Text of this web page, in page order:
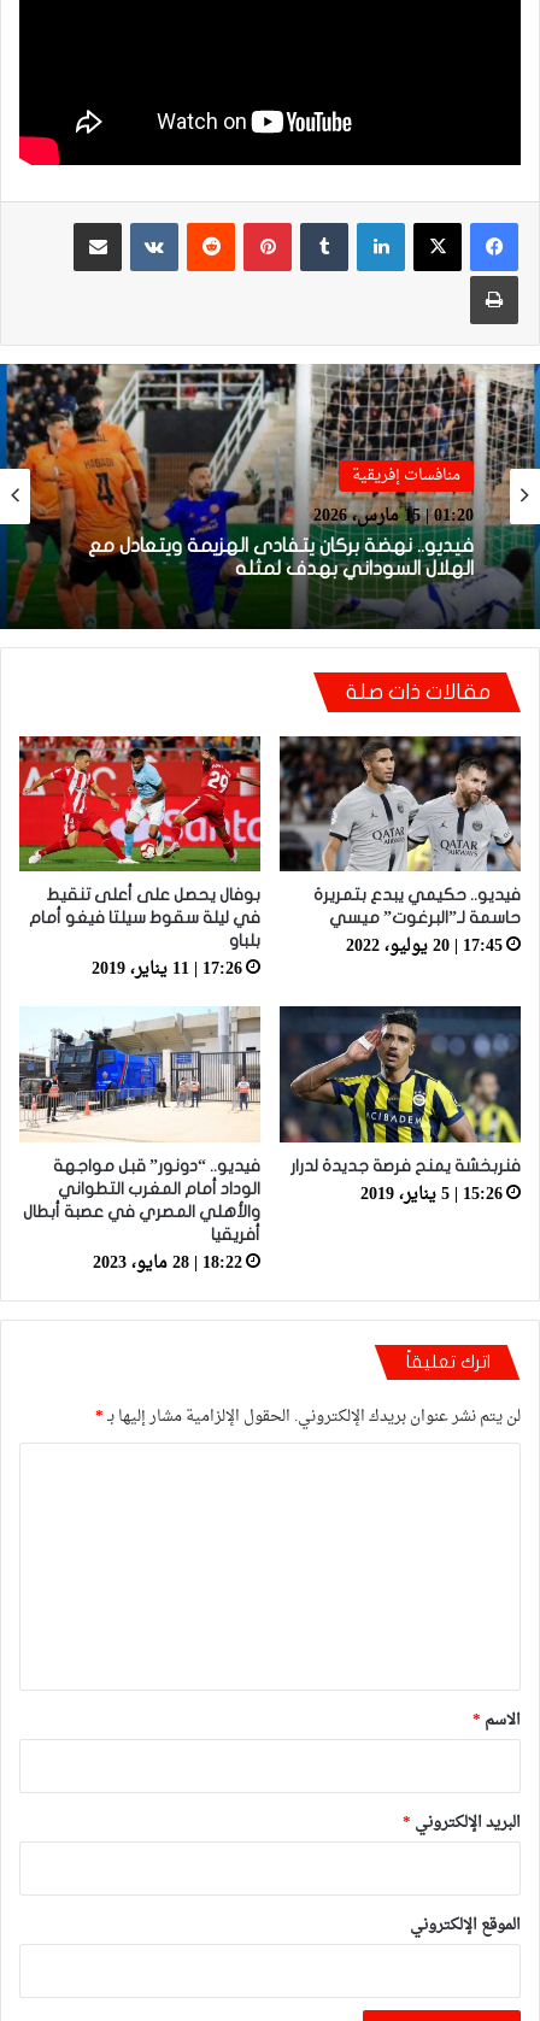
لينكدإن بينتيريست
مشاركة عبر البريد
طباعة
منافسات إفريقية
01:20 | 15 مارس، 2026
فيديو.. نهضة بركان يتفادى الهزيمة ويتعادل مع
الهلال السوداني بهدف لمثله
محترفون
22:01 | 14 مارس، 2026
مانشستر يونايتد يستعيد مزراوي في التداريب قبل
مواجهة أستون فيلا
مقالات ذات صلة
فيديو.. حكيمي يبدع بتمريرة
حاسمة لـ”البرغوت” ميسي
17:45 | 20 يوليو، 2022
بوفال يحصل على أعلى تنقيط
في ليلة سقوط سيلتا فيغو أمام
بلباو
17:26 | 11 يناير، 2019
فنربخشة يمنح فرصة جديدة لدرار
15:26 | 5 يناير، 2019
فيديو.. “دونور” قبل مواجهة
الوداد أمام المغرب التطواني
والأهلي المصري في عصبة أبطال
أفريقيا
18:22 | 28 مايو، 2023
اترك تعليقاً
لن يتم نشر عنوان بريدك الإلكتروني. الحقول الإلزامية مشار إليها بـ*
*
الاسم *
البريد الإلكتروني *
الموقع الإلكتروني